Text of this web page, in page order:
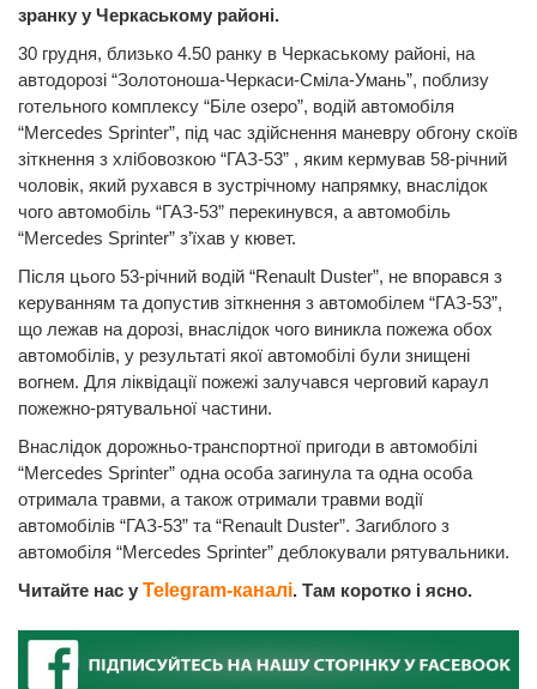
зранку у Черкаському районі.
30 грудня, близько 4.50 ранку в Черкаському районі, на
автодорозі “Золотоноша-Черкаси-Сміла-Умань”, поблизу
готельного комплексу “Біле озеро”, водій автомобіля
“Mercedes Sprinter”, під час здійснення маневру обгону скоїв
зіткнення з хлібовозкою “ГАЗ-53” , яким кермував 58-річний
чоловік, який рухався в зустрічному напрямку, внаслідок
чого автомобіль “ГАЗ-53” перекинувся, а автомобіль
“Mercedes Sprinter” з’їхав у кювет.
Після цього 53-річний водій “Renault Duster”, не впорався з
керуванням та допустив зіткнення з автомобілем “ГАЗ-53”,
що лежав на дорозі, внаслідок чого виникла пожежа обох
автомобілів, у результаті якої автомобілі були знищені
вогнем. Для ліквідації пожежі залучався черговий караул
пожежно-рятувальної частини.
Внаслідок дорожньо-транспортної пригоди в автомобілі
“Mercedes Sprinter” одна особа загинула та одна особа
отримала травми, а також отримали травми водії
автомобілів “ГАЗ-53” та “Renault Duster”. Загиблого з
автомобіля “Mercedes Sprinter” деблокували рятувальники.
Читайте нас у Telegram-каналі. Там коротко і ясно.